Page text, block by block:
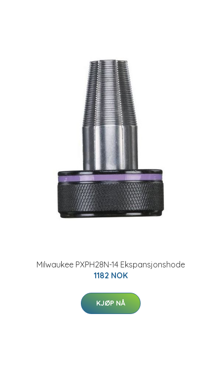
Milwaukee PXPH28N-14 Ekspansjonshode
1182 NOK
KJØP NÅ